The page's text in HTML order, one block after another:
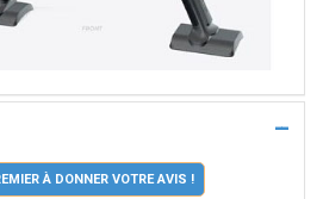
À DONNER VOTRE AVIS !